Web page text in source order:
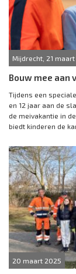
Mijdrecht, 21
Bouw mee aan
Tijdens een
en 12 jaar aan de
de meivakantie in
biedt kinderen de
20 maart 2025